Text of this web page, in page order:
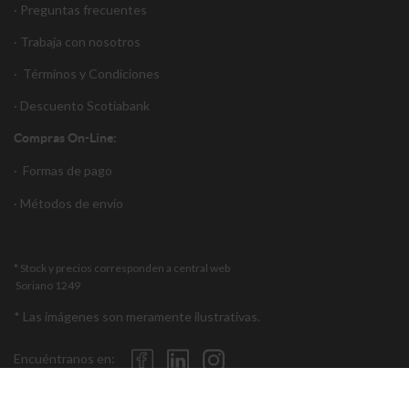
· Preguntas frecuentes
· Trabaja con nosotros
· Términos y Condiciones
· Descuento Scotiabank
Compras On-Line:
· Formas de pago
· Métodos de envío
* Stock y precios corresponden a central web
Soriano 1249
* Las imágenes son meramente ilustrativas.
Encuéntranos en: